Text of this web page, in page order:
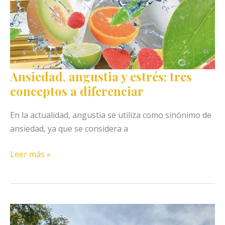
Ansiedad, angustia y estrés: tres
conceptos a diferenciar
En la actualidad, angustia se utiliza como sinónimo de
ansiedad, ya que se considera a
Ansiedad,
y
tres
conceptos
Leer más »